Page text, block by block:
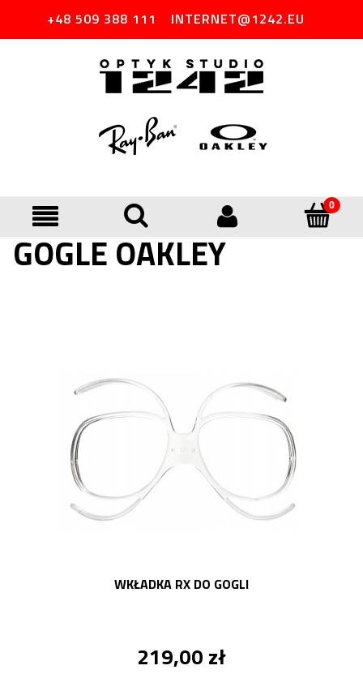
+48 509 388 111 INTERNET@1242.EU
GOGLE OAKLEY
WKŁADKA RX DO GOGLI
219,00 zł